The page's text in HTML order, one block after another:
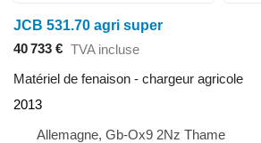
JCB 531.70 agri super
40 733 € TVA incluse
Matériel de fenaison - chargeur agricole
2013
Allemagne, Gb-Ox9 2Nz Thame